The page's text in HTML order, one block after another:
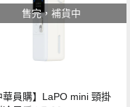
售完，補貨中
華員購】LaPO mini 頸掛